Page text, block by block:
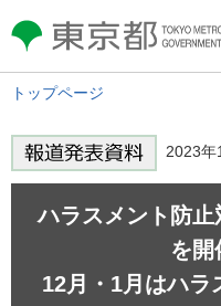
東京都 TOKYO
GOVERNMENT
トップページ
2023
ハラスメント防
を開
12月・1月はハラ